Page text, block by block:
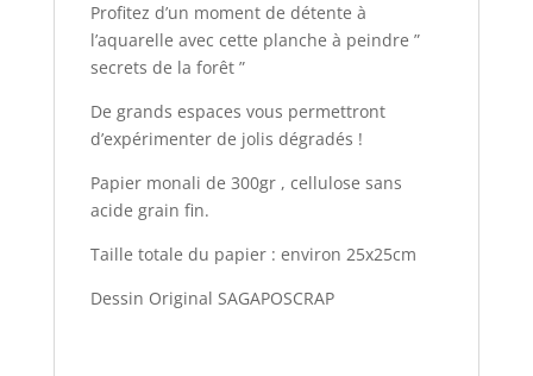
Profitez d’un moment de détente à
l’aquarelle avec cette planche à peindre ”
secrets de la forêt ”
De grands espaces vous permettront
d’expérimenter de jolis dégradés !
Papier monali de 300gr , cellulose sans
acide grain fin.
Taille totale du papier : environ 25x25cm
Dessin Original SAGAPOSCRAP